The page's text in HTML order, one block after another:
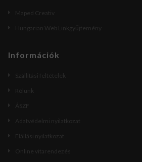
Maped Creativ
Hungarian Web Linkgyűjtemény
Információk
Szállítási feltételek
Rólunk
ÁSZF
Adatvédelmi nyilatkozat
Elállási nyilatkozat
Online vitarendezés